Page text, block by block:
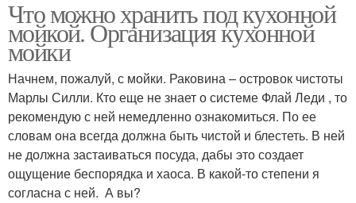
Что можно хранить под кухонной
мойкой. Организация кухонной
мойки
Начнем, пожалуй, с мойки. Раковина – островок чистоты
Марлы Силли. Кто еще не знает о системе Флай Леди , то
рекомендую с ней немедленно ознакомиться. По ее
словам она всегда должна быть чистой и блестеть. В ней
не должна застаиваться посуда, дабы это создает
ощущение беспорядка и хаоса. В какой-то степени я
согласна с ней. А вы?